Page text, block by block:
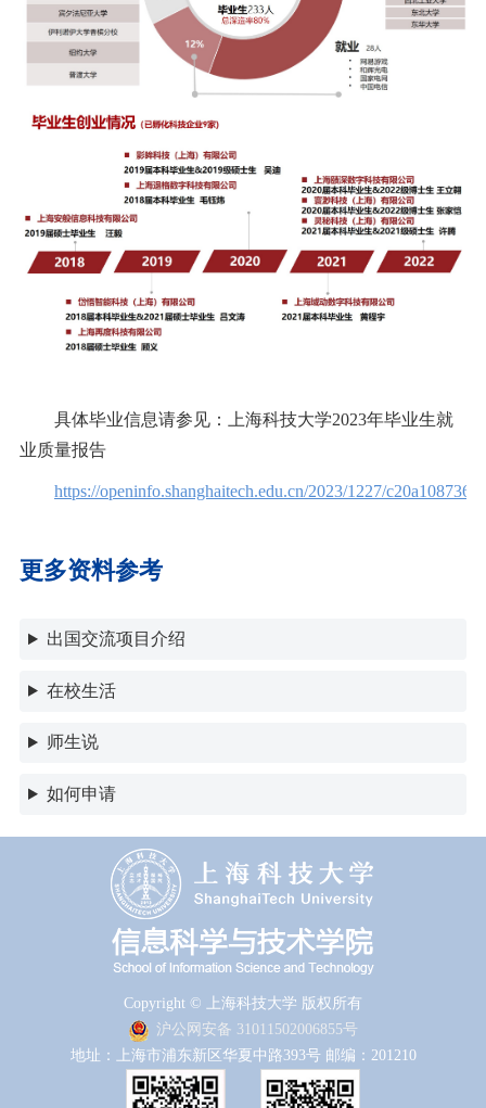
具体毕业信息请参见：上海科技大学2023年毕业生就
业质量报告
https://openinfo.shanghaitech.edu.cn/2023/1227/
更多资料参考
出国交流项目介绍
在校生活
师生说
如何申请
Copyright © 上海科技大学 版权所有
沪公网安备 31011502006855号
地址：上海市浦东新区华夏中路393号 邮编：201210